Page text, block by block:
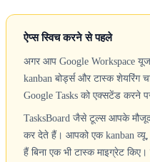
ऐप्स स्विच करने से पहले
अगर आप Google Workspace
kanban बोर्ड्स और टास्क शेयरिंग
Google Tasks को एक्सटेंड करने
TasksBoard जैसे टूल्स आपके
कर देते हैं। आपको एक kanban व्यू,
हैं बिना एक भी टास्क माइग्रेट किए।